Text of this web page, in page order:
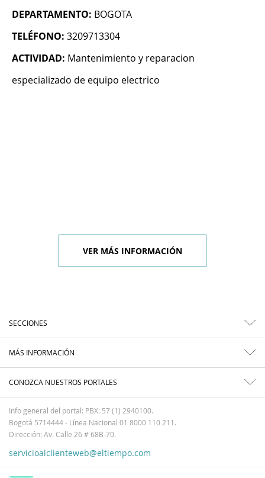
DEPARTAMENTO: BOGOTA
TELÉFONO: 3209713304
ACTIVIDAD: Mantenimiento y reparacion
especializado de equipo electrico
VER MÁS INFORMACIÓN
SECCIONES
MÁS INFORMACIÓN
CONOZCA NUESTROS PORTALES
Info general del portal: PBX: 57 (1) 2940100.
Bogotá 5714444 - Línea Nacional 01 8000 110 211.
Dirección: Av. Calle 26 # 68B-70.
servicioalclienteweb@eltiempo.com